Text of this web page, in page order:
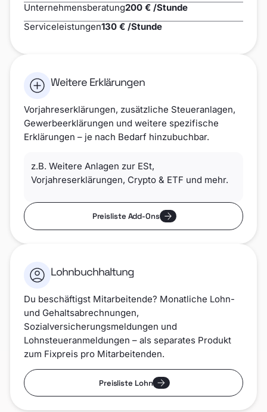
Unternehmensberatung200 € /Stunde
Serviceleistungen130 € /Stunde
Weitere Erklärungen
Vorjahreserklärungen, zusätzliche Steueranlagen,
Gewerbeerklärungen und weitere spezifische
Erklärungen – je nach Bedarf hinzubuchbar.
z.B. Weitere Anlagen zur ESt,
Vorjahreserklärungen, Crypto & ETF und mehr.
Preisliste Add-Ons
Lohnbuchhaltung
Du beschäftigst Mitarbeitende? Monatliche Lohn-
und Gehaltsabrechnungen,
Sozialversicherungsmeldungen und
Lohnsteueranmeldungen – als separates Produkt
zum Fixpreis pro Mitarbeitenden.
Preisliste Lohn